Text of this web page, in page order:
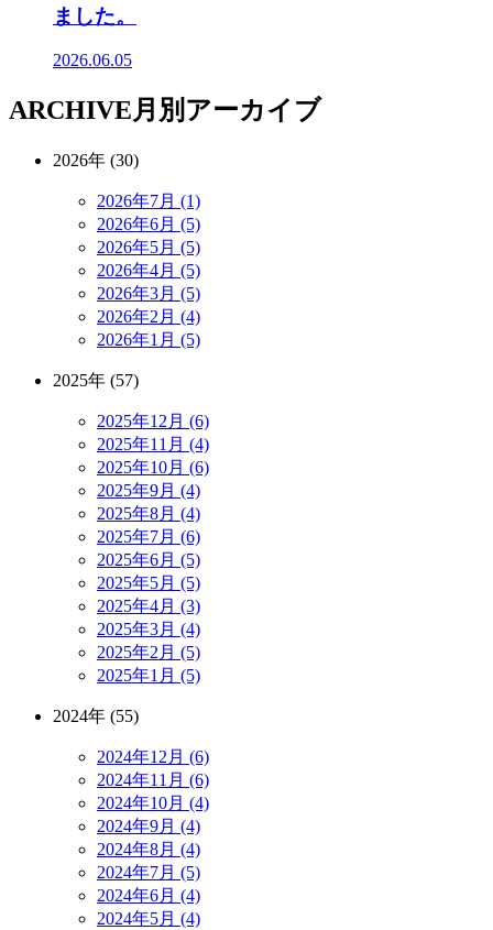
ました。
2026.06.05
ARCHIVE月別アーカイブ
2026年 (30)
2026年7月 (1)
2026年6月 (5)
2026年5月 (5)
2026年4月 (5)
2026年3月 (5)
2026年2月 (4)
2026年1月 (5)
2025年 (57)
2025年12月 (6)
2025年11月 (4)
2025年10月 (6)
2025年9月 (4)
2025年8月 (4)
2025年7月 (6)
2025年6月 (5)
2025年5月 (5)
2025年4月 (3)
2025年3月 (4)
2025年2月 (5)
2025年1月 (5)
2024年 (55)
2024年12月 (6)
2024年11月 (6)
2024年10月 (4)
2024年9月 (4)
2024年8月 (4)
2024年7月 (5)
2024年6月 (4)
2024年5月 (4)